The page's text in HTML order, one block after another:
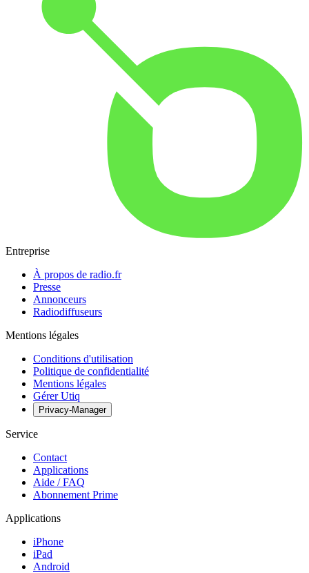
Entreprise
À propos de radio.fr
Presse
Annonceurs
Radiodiffuseurs
Mentions légales
Conditions d'utilisation
Politique de confidentialité
Mentions légales
Gérer Utiq
Privacy-Manager
Service
Contact
Applications
Aide / FAQ
Abonnement Prime
Applications
iPhone
iPad
Android